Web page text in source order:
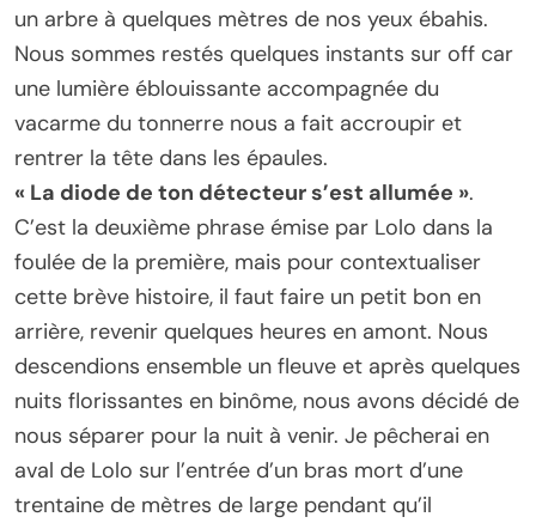
un arbre à quelques mètres de nos yeux ébahis.
Nous sommes restés quelques instants sur off car
une lumière éblouissante accompagnée du
vacarme du tonnerre nous a fait accroupir et
rentrer la tête dans les épaules.
« La diode de ton détecteur s’est allumée ».
C’est la deuxième phrase émise par Lolo dans la
foulée de la première, mais pour contextualiser
cette brève histoire, il faut faire un petit bon en
arrière, revenir quelques heures en amont. Nous
descendions ensemble un fleuve et après quelques
nuits florissantes en binôme, nous avons décidé de
nous séparer pour la nuit à venir. Je pêcherai en
aval de Lolo sur l’entrée d’un bras mort d’une
trentaine de mètres de large pendant qu’il